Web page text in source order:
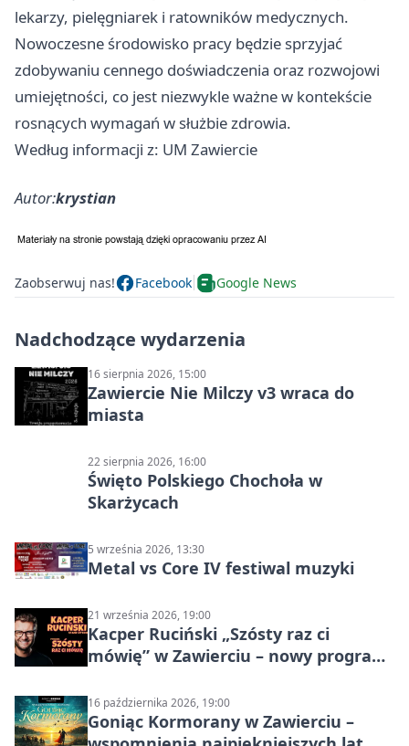
lekarzy, pielęgniarek i ratowników medycznych.
Nowoczesne środowisko pracy będzie sprzyjać
zdobywaniu cennego doświadczenia oraz rozwojowi
umiejętności, co jest niezwykle ważne w kontekście
rosnących wymagań w służbie zdrowia.
Według informacji z: UM Zawiercie
Autor:krystian
Zaobserwuj nas! Facebook Google News
Nadchodzące wydarzenia
16 sierpnia 2026, 15:00
Zawiercie Nie Milczy v3 wraca do
miasta
22 sierpnia 2026, 16:00
Święto Polskiego Chochoła w
Skarżycach
5 września 2026, 13:30
Metal vs Core IV festiwal muzyki
21 września 2026, 19:00
Kacper Ruciński „Szósty raz ci
mówię” w Zawierciu – nowy program
16 października 2026, 19:00
Goniąc Kormorany w Zawierciu –